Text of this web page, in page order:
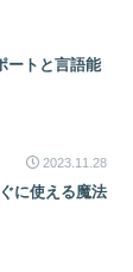
ートと言語能
2023.11.28
に使える魔法